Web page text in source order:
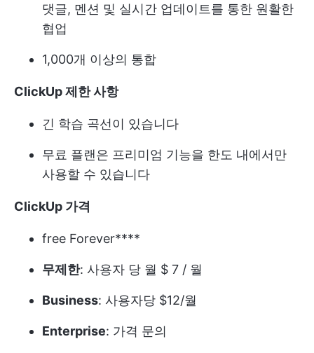
댓글, 멘션 및 실시간 업데이트를 통한 원활한
협업
1,000개 이상의 통합
ClickUp 제한 사항
긴 학습 곡선이 있습니다
무료 플랜은 프리미엄 기능을 한도 내에서만
사용할 수 있습니다
ClickUp 가격
free Forever****
무제한: 사용자 당 월 $ 7 / 월
Business: 사용자당 $12/월
Enterprise: 가격 문의